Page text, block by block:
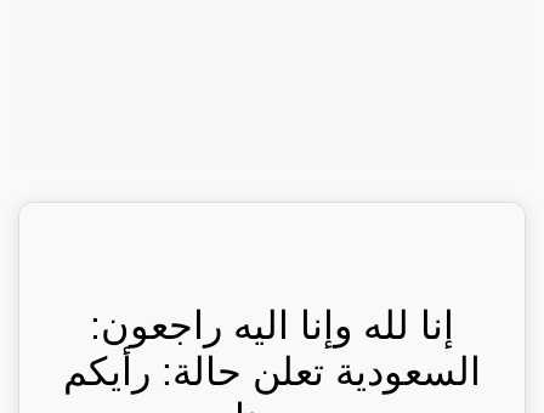
إنا لله وإنا اليه راجعون:
السعودية تعلن حالة: رأيكم